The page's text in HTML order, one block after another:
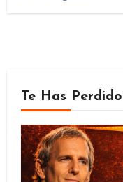
Te Has Perdido